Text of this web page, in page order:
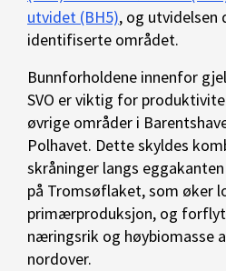
utvidet (BH5), og utvidelsen
identifiserte området.
Bunnforholdene innenfor
SVO er viktig for
øvrige områder i
Polhavet. Dette skyldes
skråninger langs
på Tromsøflaket, som øker
primærproduksjon, og
næringsrik og høybiomasse
nordover.